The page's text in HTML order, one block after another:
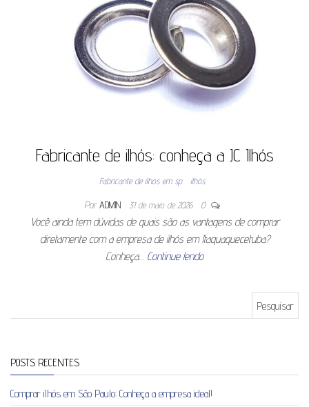
Fabricante de ilhós: conheça a JC Ilhós
Fabricante de ilhos em sp ilhós
Por ADMIN 31 de maio de 2026 0
Você ainda tem dúvidas de quais são as vantagens de comprar
diretamente com a empresa de ilhós em Itaquaquecetuba?
Conheça… Continue lendo
POSTS RECENTES
Comprar ilhós em São Paulo: Conheça a empresa ideal!